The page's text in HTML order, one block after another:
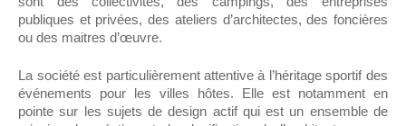
publiques et privées, des ateliers d’architectes, des foncières
ou des maitres d’œuvre.
La société est particulièrement attentive à l’héritage sportif des
événements pour les villes hôtes. Elle est notamment en
pointe sur les sujets de design actif qui est un ensemble de